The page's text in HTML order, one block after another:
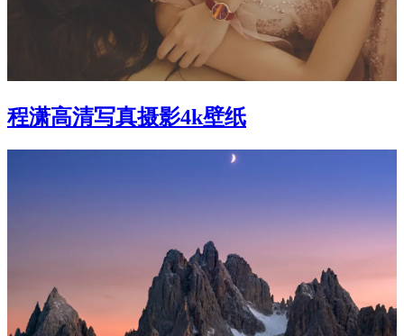
程潇高清写真摄影4k壁纸